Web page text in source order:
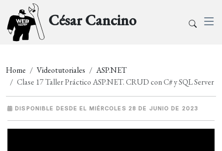
César Cancino
Home Videotutoriales
ASP.NET
Clase 17 Taller Práctico ASP.NET. CRUD con C# y SQL Server
DISPONIBLE DESDE EL MIÉRCOLES 28 DE JUNIO DE 2023